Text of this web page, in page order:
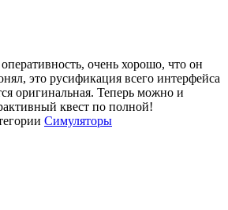
очень хорошо, что он
это русификация всего интерфейса
оригинальная. Теперь можно и
квест по полной!
Симуляторы